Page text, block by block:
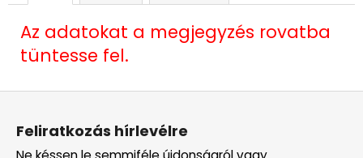
Az adatokat a megjegyzés rovatba
tüntesse fel.
Feliratkozás hírlevélre